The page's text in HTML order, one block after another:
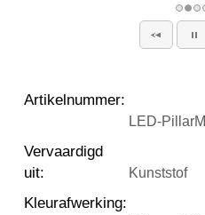
Artikelnummer:
LED-PillarM
Vervaardigd
uit: Kunststof
Kleurafwerking: